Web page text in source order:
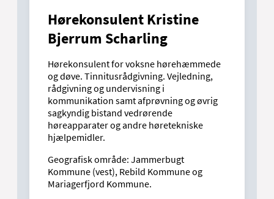
Hørekonsulent Kristine
Bjerrum Scharling
Hørekonsulent for voksne hørehæmmede
og døve. Tinnitusrådgivning. Vejledning,
rådgivning og undervisning i
kommunikation samt afprøvning og øvrig
sagkyndig bistand vedrørende
høreapparater og andre høretekniske
hjælpemidler.
Geografisk område: Jammerbugt
Kommune (vest), Rebild Kommune og
Mariagerfjord Kommune.